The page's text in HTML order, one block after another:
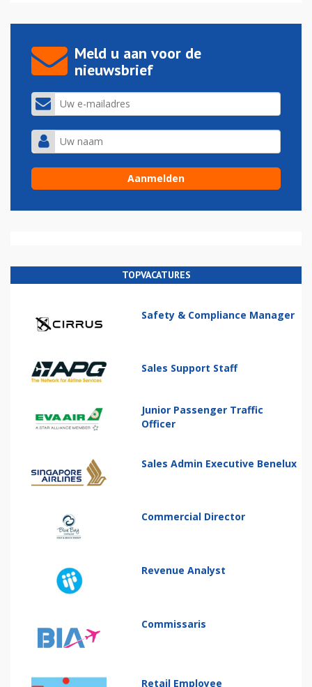
Meld u aan voor de
nieuwsbrief
TOPVACATURES
Safety & Compliance Manager
Sales Support Staff
Junior Passenger Traffic
Officer
Sales Admin Executive Benelux
Commercial Director
Revenue Analyst
Commissaris
Retail Employee